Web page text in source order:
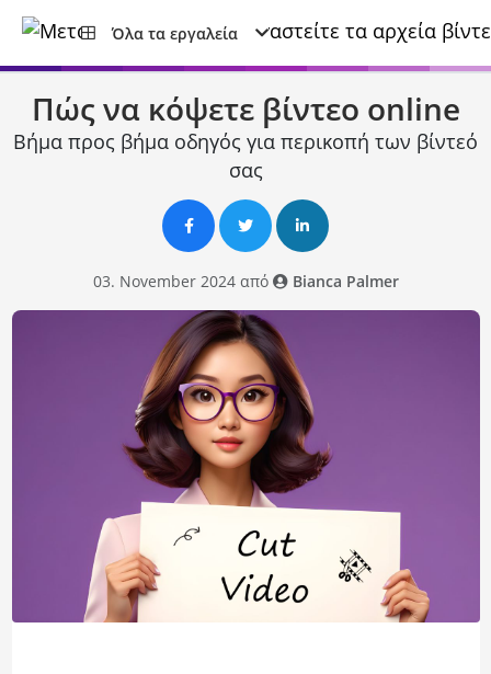
Όλα τα εργαλεία
Πώς να κόψετε βίντεο online
Βήμα προς βήμα οδηγός για περικοπή των βίντεό
σας
03. November 2024 από Bianca Palmer